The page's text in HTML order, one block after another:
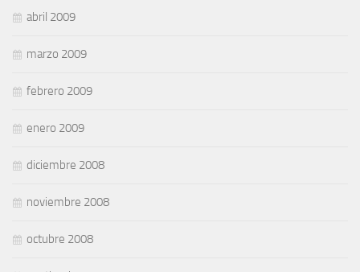
abril 2009
marzo 2009
febrero 2009
enero 2009
diciembre 2008
noviembre 2008
octubre 2008